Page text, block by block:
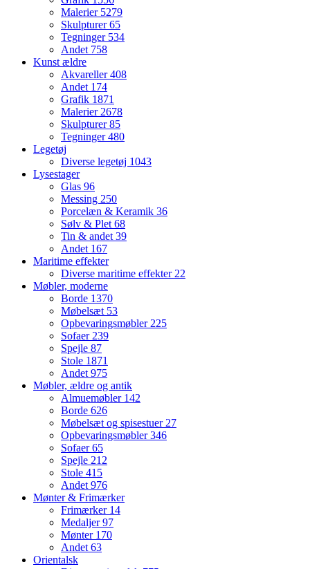
Malerier 5279
Skulpturer65
Tegninger 534
Andet 758
Kunst ældre
Akvareller408
Andet 174
Grafik 1871
Malerier2678
Skulpturer85
Tegninger480
Legetøj
Diverse legetøj 1043
Lysestager
Glas 96
Messing 250
Porcelæn & Keramik 36
Sølv & Plet68
Tin & andet39
Andet 167
Maritime effekter
Diverse maritime effekter22
Møbler, moderne
Borde 1370
Møbelsæt 53
Opbevaringsmøbler225
Sofaer239
Spejle 87
Stole 1871
Andet975
Møbler, ældre og antik
Almuemøbler 142
Borde 626
Møbelsæt og spisestuer27
Opbevaringsmøbler346
Sofaer65
Spejle 212
Stole 415
Andet976
Mønter & Frimærker
Frimærker 14
Medaljer97
Mønter 170
Andet63
Orientalsk